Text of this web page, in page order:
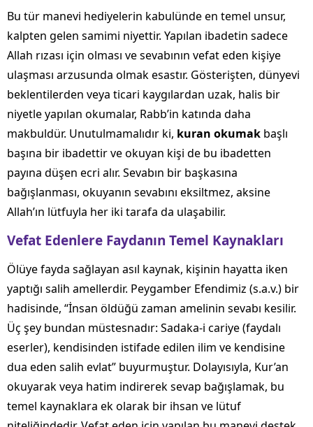
Bu tür manevi hediyelerin kabulünde en temel unsur,
kalpten gelen samimi niyettir. Yapılan ibadetin sadece
Allah rızası için olması ve sevabının vefat eden kişiye
ulaşması arzusunda olmak esastır. Gösterişten, dünyevi
beklentilerden veya ticari kaygılardan uzak, halis bir
niyetle yapılan okumalar, Rabb’in katında daha
makbuldür. Unutulmamalıdır ki, kuran okumak başlı
başına bir ibadettir ve okuyan kişi de bu ibadetten
payına düşen ecri alır. Sevabın bir başkasına
bağışlanması, okuyanın sevabını eksiltmez, aksine
Allah’ın lütfuyla her iki tarafa da ulaşabilir.
Vefat Edenlere Faydanın Temel Kaynakları
Ölüye fayda sağlayan asıl kaynak, kişinin hayatta iken
yaptığı salih amellerdir. Peygamber Efendimiz (s.a.v.) bir
hadisinde, “İnsan öldüğü zaman amelinin sevabı kesilir.
Üç şey bundan müstesnadır: Sadaka-i cariye (faydalı
eserler), kendisinden istifade edilen ilim ve kendisine
dua eden salih evlat” buyurmuştur. Dolayısıyla, Kur’an
okuyarak veya hatim indirerek sevap bağışlamak, bu
temel kaynaklara ek olarak bir ihsan ve lütuf